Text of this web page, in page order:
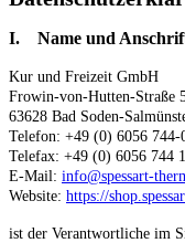
I. Name und
Kur und Freizeit GmbH
Frowin-von-Hutten-Straße
63628 Bad Soden-
Telefon: +49 (0) 6056 744-
Telefax: +49 (0) 6056 744
E-Mail: info@spessart-
Website: https://
ist der Verantwortliche im